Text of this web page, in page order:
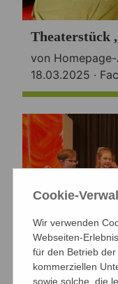
Theaterstück
von Homepage-
18.03.2025 ·
Cookie-
Wir verwenden
Webseiten-
für den Betrieb
kommerziellen
sowie solche, die